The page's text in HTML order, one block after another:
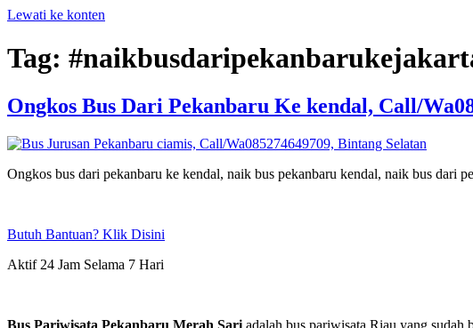
Lewati ke konten
Tag:
Ongkos Bus Dari Pekanbaru Ke kendal, Call/
Ongkos bus dari pekanbaru ke kendal, naik bus pekanbaru kendal, naik bus dari
Butuh Bantuan? Klik Disini
Aktif 24 Jam Selama 7 Hari
Bus Pariwisata Pekanbaru Merah Sari adalah bus pariwisata Riau yang sudah